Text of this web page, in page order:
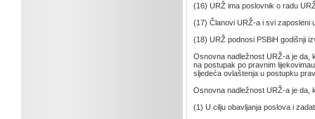
(16) URŽ ima poslovnik o radu
(17) Članovi URŽ-a i svi zaposleni
(18) URŽ podnosi PSBiH godišnji
Osnovna nadležnost URŽ-a je da,
na postupak po pravnim
sljedeća ovlaštenja u postupku
Osnovna nadležnost URŽ-a je da,
(1) U cilju obavljanja poslova i